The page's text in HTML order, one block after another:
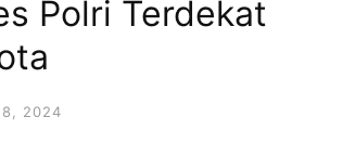
Polri Terdekat
8, 2024